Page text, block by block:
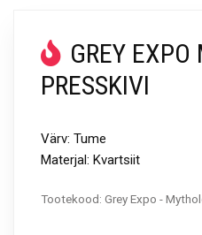
GREY EXPO
PRESSKIVI
Värv: Tume
Materjal: Kvartsiit
Tootekood: Grey Expo -